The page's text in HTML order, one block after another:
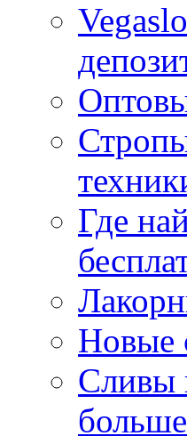
Где
Новые
Сливы
больше